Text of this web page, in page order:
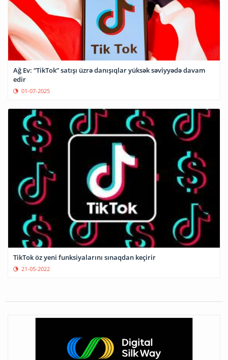
Ağ Ev: “TikTok” satışı üzrə danışıqlar yüksək səviyyədə davam
edir
01-07-2025
TikTok öz yeni funksiyalarını sınaqdan keçirir
21-05-2022